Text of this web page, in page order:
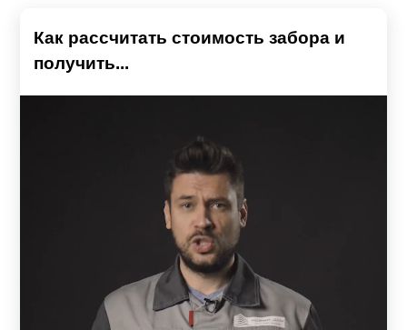
Как рассчитать стоимость забора и
получить...